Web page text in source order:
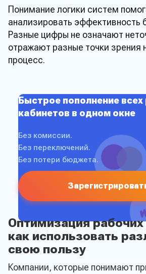
Понимание логики систем
анализировать эффективность
Разные цифры не означают
отражают разные точки зрения
процесс.
Быстрое пополнение
кабинетов в одном окне
Без комиссии.
Без переключений.
Без потери бюджета.
Оптимизация
как использовать
свою пользу
Компании, которые понимают